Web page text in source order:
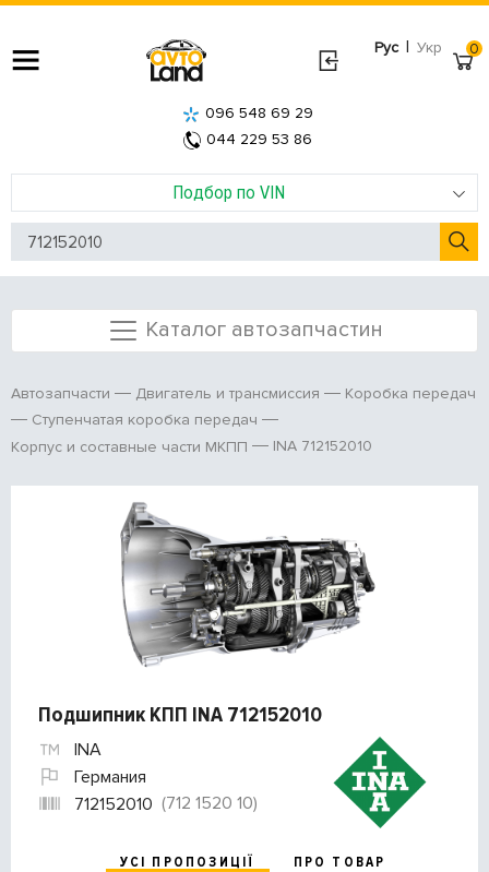
Рус | Укр
Подбор по VIN
096 548 69 29
044 229 53 86
0
Каталог автозапчастин
Автозапчасти Двигатель и трансмиссия
Коробка передач
Ступенчатая коробка передач
Корпус и составные части МКПП
INA 712152010
Подшипник КПП INA 712152010
INA
Германия
712152010 (712 1520 10)
УСІ ПРОПОЗИЦІЇ
ПРО ТОВАР